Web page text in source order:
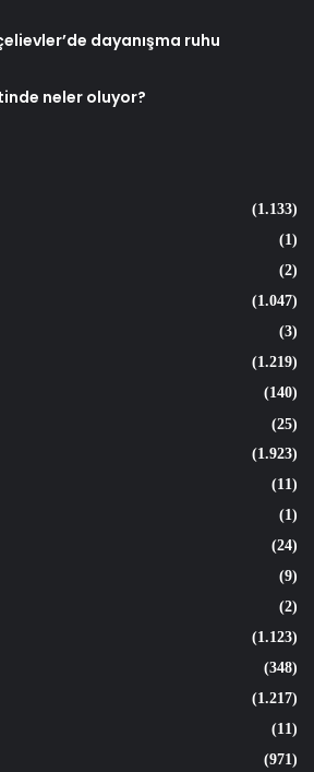
dayanışma ruhu
neler oluyor?
(1.133)
(1)
(2)
(1.047)
(3)
(1.219)
(140)
(25)
(1.923)
(11)
(1)
(24)
(9)
(2)
(1.123)
(348)
(1.217)
(11)
(971)